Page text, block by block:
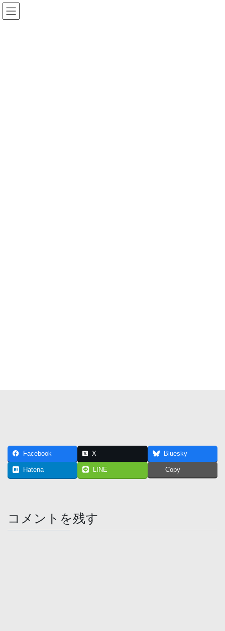
コ
ン
ナ
ビ
Facebook X Bluesky
Hatena LINE Copy
コメントを残す